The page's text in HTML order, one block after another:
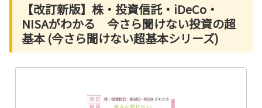
【改訂新版】株・投資信託・iDeCo・
NISAがわかる 今さら聞けない投資の超
基本 (今さら聞けない超基本シリーズ)